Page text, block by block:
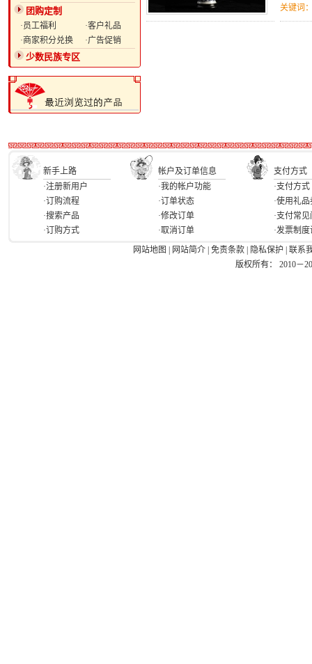
团购定制
·员工福利
·客户礼品
·商家积分兑换
·广告促销
少数民族专区
关键词
新手上路 帐户及订单信息
支付方式
·注册新用户
·订购流程
·搜索产品
·订购方式
·我的帐户功能
·订单状态
·修改订单
·取消订单
·支付方式
·使用礼品
·支付常
·发票制
网站地图
网站简介 免责条款 隐私保护
联系
版权所有： 2010－